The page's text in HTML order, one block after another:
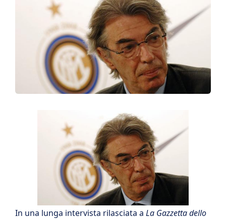
In una lunga intervista rilasciata a La Gazzetta dello